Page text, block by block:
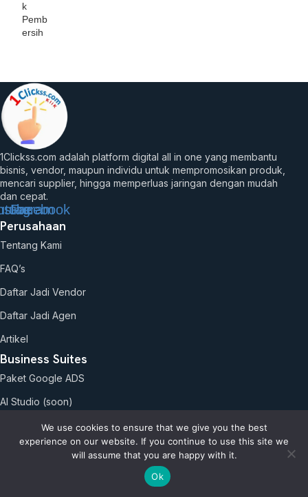
k
Pemb
ersih
1Clickss.com adalah platform digital all in one yang membantu
bisnis, vendor, maupun individu untuk mempromosikan produk,
mencari supplier, hingga memperluas jaringan dengan mudah
dan cepat.
Facebook
Perusahaan
Tentang Kami
FAQ’s
Daftar Jadi Vendor
Daftar Jadi Agen
Artikel
Business Suites
Paket Google ADS
AI Studio (soon)
Kebijakan
Refund Policy
We use cookies to ensure that we give you the best
experience on our website. If you continue to use this site we
will assume that you are happy with it.
Ok